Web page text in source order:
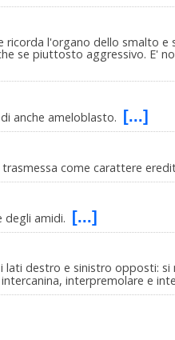
l'organo dello smalto e
se piuttosto aggressivo. E'
anche ameloblasto. [...]
come carattere
degli amidi. [...]
destro e sinistro opposti:
interpremolare e